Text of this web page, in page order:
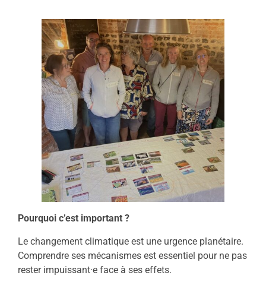
Pourquoi c’est important ?
Le changement climatique est une urgence planétaire.
Comprendre ses mécanismes est essentiel pour ne pas
rester impuissant·e face à ses effets.